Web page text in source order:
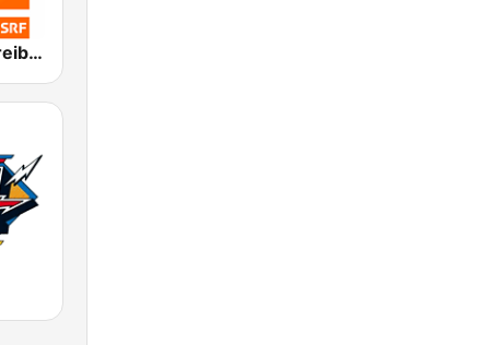
SRF 1 Bern Freibourg Wallis